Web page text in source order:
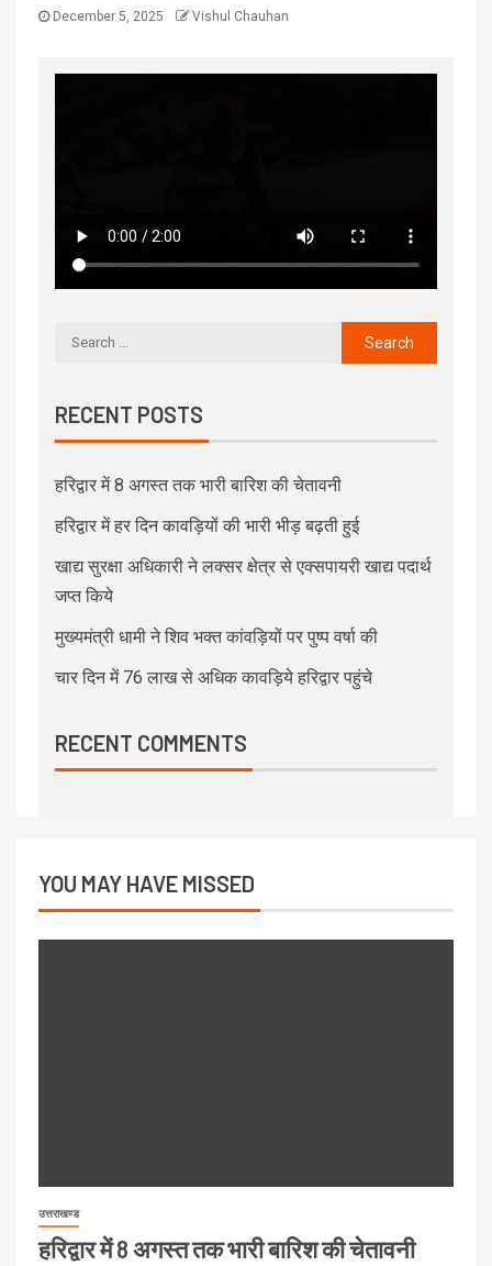
December 5, 2025 Vishul Chauhan
RECENT POSTS
हरिद्वार में 8 अगस्त तक भारी बारिश की चेतावनी
हरिद्वार में हर दिन कावड़ियों की भारी भीड़ बढ़ती हुई
खाद्य सुरक्षा अधिकारी ने लक्सर क्षेत्र से एक्सपायरी खाद्य पदार्थ
जप्त किये
मुख्यमंत्री धामी ने शिव भक्त कांवड़ियों पर पुष्प वर्षा की
चार दिन में 76 लाख से अधिक कावड़िये हरिद्वार पहुंचे
RECENT COMMENTS
YOU MAY HAVE MISSED
उत्तराखण्ड
हरिद्वार में 8 अगस्त तक भारी बारिश की चेतावनी